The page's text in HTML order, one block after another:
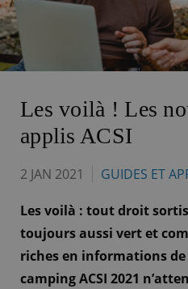
POUR LES
POUR LES
ACSI WEBSHOP
Les voilà ! Les
applis ACSI
2 JAN 2021 GUIDES ET
Les voilà : tout droit
toujours aussi vert et
riches en informations de
camping ACSI 2021